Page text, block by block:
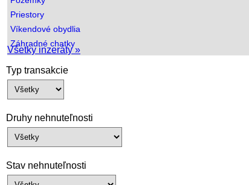
Priestory
Víkendové obydlia
Záhradné chatky
Všetky inzeráty »
Typ transakcie
Druhy nehnuteľnosti
Stav nehnuteľnosti